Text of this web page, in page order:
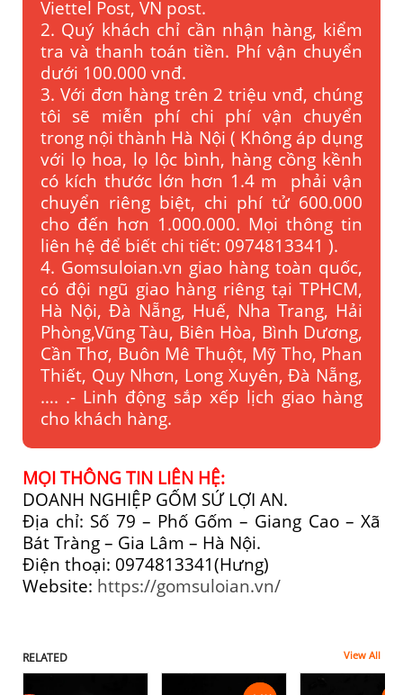
Viettel Post, VN post.
2. Quý khách chỉ cần nhận hàng, kiểm
tra và thanh toán tiền. Phí vận chuyển
dưới 100.000 vnđ.
3. Với đơn hàng trên 2 triệu vnđ, chúng
tôi sẽ miễn phí chi phí vận chuyển
trong nội thành Hà Nội ( Không áp dụng
với lọ hoa, lọ lộc bình, hàng cồng kềnh
có kích thước lớn hơn 1.4 m phải vận
chuyển riêng biệt, chi phí tử 600.000
cho đến hơn 1.000.000. Mọi thông tin
liên hệ để biết chi tiết: 0974813341 ).
4. Gomsuloian.vn giao hàng toàn quốc,
có đội ngũ giao hàng riêng tại TPHCM,
Hà Nội, Đà Nẵng, Huế, Nha Trang, Hải
Phòng,Vũng Tàu, Biên Hòa, Bình Dương,
Cần Thơ, Buôn Mê Thuột, Mỹ Tho, Phan
Thiết, Quy Nhơn, Long Xuyên, Đà Nẵng,
…. .- Linh động sắp xếp lịch giao hàng
cho khách hàng.
MỌI THÔNG TIN LIÊN HỆ:
DOANH NGHIỆP GỐM SỨ LỢI AN.
Địa chỉ: Số 79 – Phố Gốm – Giang Cao – Xã
Bát Tràng – Gia Lâm – Hà Nội.
Điện thoại: 0974813341(Hưng)
Website: https://gomsuloian.vn/
RELATED View All